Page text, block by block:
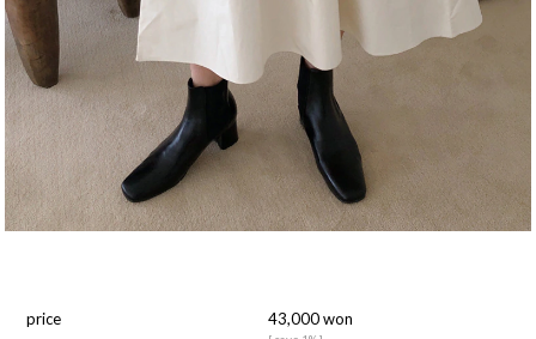
price 43,000 won